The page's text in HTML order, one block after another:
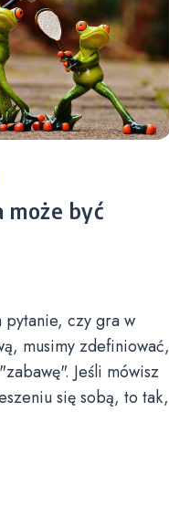
może być
czy gra w
musimy zdefiniować,
Jeśli mówisz
się sobą, to tak,